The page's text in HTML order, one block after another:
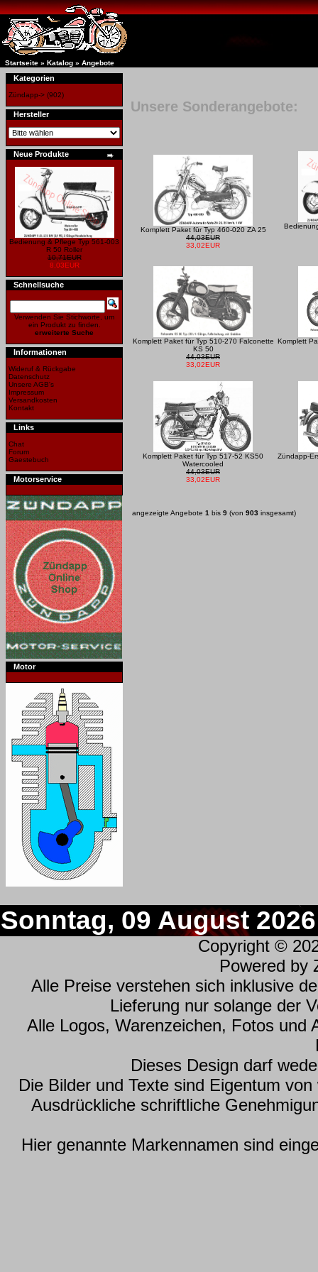
Startseite » Katalog » Angebote
Kategorien
Zündapp-> (902)
Hersteller
Neue Produkte
Bedienung & Pflege Typ 561-003
R 50 Roller
10,71EUR
8,03EUR
Schnellsuche
Verwenden Sie Stichworte, um
ein Produkt zu finden.
erweiterte Suche
Informationen
Wideruf & Rückgabe
Datenschutz
Unsere AGB's
Impressum
Versandkosten
Kontakt
Links
Chat
Forum
Gaestebuch
Motorservice
Motor
Unsere Sonderangebote:
Komplett Paket für Typ 460-020 ZA 25
44,03EUR
33,02EUR
Komplett Paket für Typ 510-270 Falconette
KS 50
44,03EUR
33,02EUR
Komplett
Komplett Paket für Typ 517-52 KS50
Watercooled
44,03EUR
33,02EUR
Zündapp-
angezeigte Angebote 1 bis 9 (von 903 insgesamt)
Sonntag, 09 August 2026
Copyright ©
Powered by
Alle Preise verstehen sich inklusive
Lieferung nur solange der
Alle Logos, Warenzeichen, Fotos und
Dieses Design darf
Die Bilder und Texte sind Eigentum
Ausdrückliche schriftliche
Hier genannte Markennamen sind